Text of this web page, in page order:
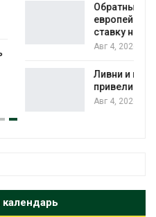
Shell продаёт
ВИЭ-активы и усиливает
на юге Индии